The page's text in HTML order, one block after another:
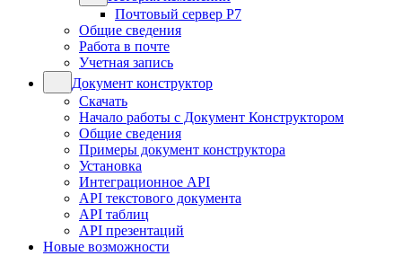
Почтовый сервер Р7
Общие сведения
Работа в почте
Учетная запись
Документ конструктор
Скачать
Начало работы с Документ Конструктором
Общие сведения
Примеры документ конструктора
Установка
Интеграционное API
API текстового документа
API таблиц
API презентаций
Новые возможности